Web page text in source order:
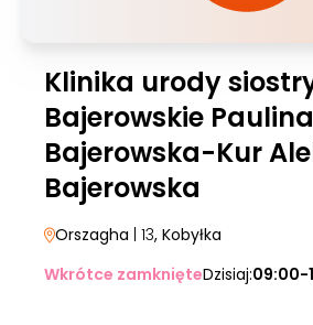
Klinika urody
Bajerowskie Paulina
Bajerowska-Kur
Bajerowska
Orszagha | 13, Kobyłka
Wkrótce zamknięteDzisiaj:09:00-